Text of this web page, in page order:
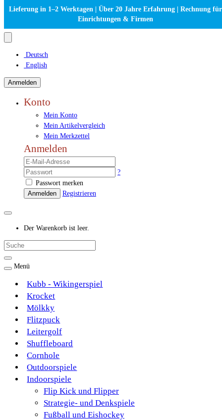
Deutsch
English
Anmelden
Konto
Mein Konto
Mein Artikelvergleich
Mein Merkzettel
Anmelden
?
Passwort merken
Anmelden
Registrieren
Der Warenkorb ist leer.
Menü
Kubb - Wikingerspiel
Krocket
Mölkky
Flitzpuck
Leitergolf
Shuffleboard
Cornhole
Outdoorspiele
Indoorspiele
Flip Kick und Flipper
Strategie- und Denkspiele
Fußball und Eishockey
Lieferung in 1–2 Werktagen | Über 20 Jahre Erfahrung | Rechnung für
Einrichtungen & Firmen